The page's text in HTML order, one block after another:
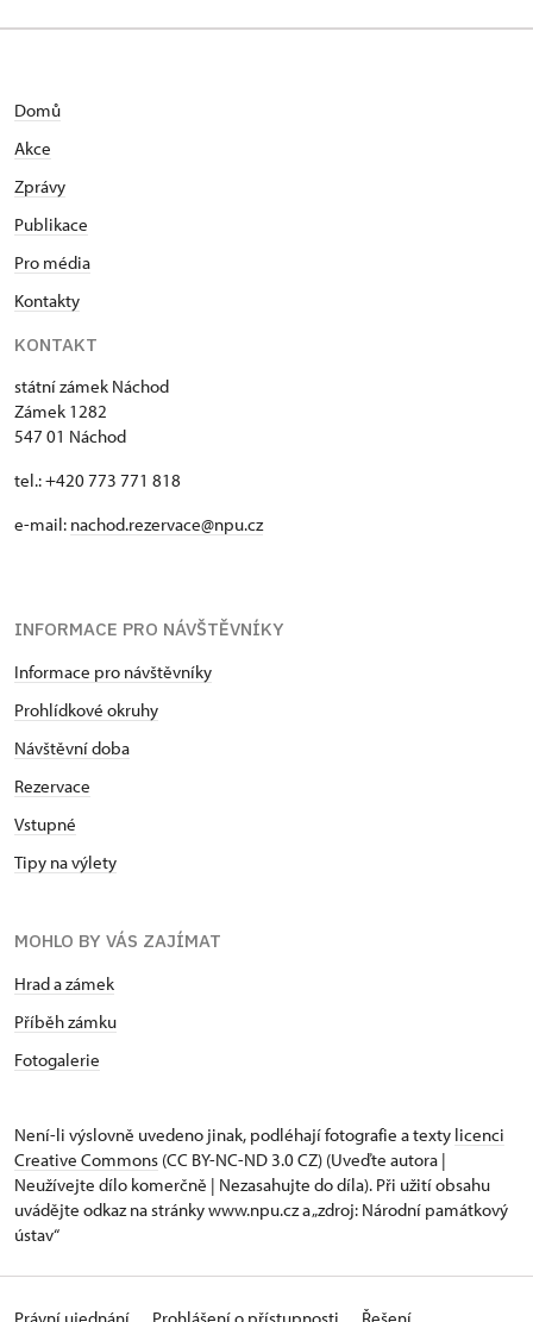
Domů
Akce
Zprávy
Publikace
Pro média
Kontakty
KONTAKT
státní zámek Náchod
Zámek 1282
547 01 Náchod
tel.: +420 773 771 818
e-mail: nachod.rezervace@npu.cz
INFORMACE PRO NÁVŠTĚVNÍKY
Informace pro návštěvníky
Prohlídkové okruhy
Návštěvní doba
Rezervace
Vstupné
Tipy na výlety
MOHLO BY VÁS ZAJÍMAT
Hrad a zámek
Příběh zámku
Fotogalerie
Není-li výslovně uvedeno jinak, podléhají fotografie a texty licenci
Creative Commons (CC BY-NC-ND 3.0 CZ) (Uveďte autora |
Neužívejte dílo komerčně | Nezasahujte do díla). Při užití obsahu
uvádějte odkaz na stránky www.npu.cz a „zdroj: Národní památkový
ústav“